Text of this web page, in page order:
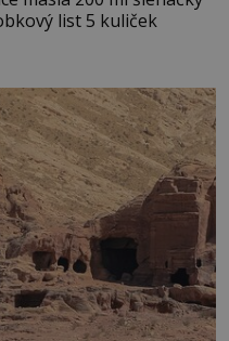
list 5 kuliček